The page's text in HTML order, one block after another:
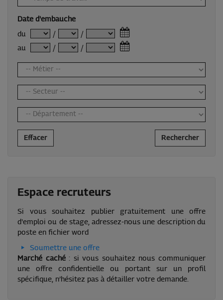
Date d'embauche
du
/
/
au
/ /
Effacer Rechercher
Espace recruteurs
Si vous souhaitez publier gratuitement une offre
d'emploi ou de stage, adressez-nous une description du
poste en fichier word
Soumettre une offre
Marché caché: si vous souhaitez nous communiquer
une offre confidentielle ou portant sur un profil
spécifique, n’hésitez pas à détailler votre demande.